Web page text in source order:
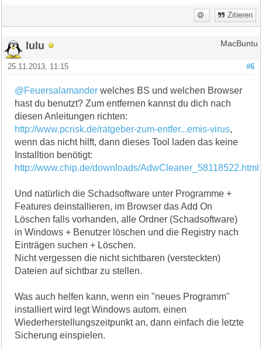
Zitieren
lulu MacBuntu
#6
25.11.2013, 11:15
@Feuersalamander welches BS und welchen Browser
hast du benutzt? Zum entfernen kannst du dich nach
diesen Anleitungen richten:
http://www.pcrisk.de/ratgeber-zum-entfer...emis-virus,
wenn das nicht hilft, dann dieses Tool laden das keine
Installtion benötigt:
http://www.chip.de/downloads/AdwCleaner_58118522.html
Und natürlich die Schadsoftware unter Programme +
Features deinstallieren, im Browser das Add On
Löschen falls vorhanden, alle Ordner (Schadsoftware)
in Windows + Benutzer löschen und die Registry nach
Einträgen suchen + Löschen.
Nicht vergessen die nicht sichtbaren (versteckten)
Dateien auf sichtbar zu stellen.
Was auch helfen kann, wenn ein "neues Programm"
installiert wird legt Windows autom. einen
Wiederherstellungszeitpunkt an, dann einfach die letzte
Sicherung einspielen.